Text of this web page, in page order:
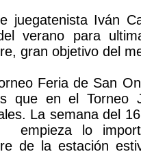
juegatenista Iván
verano para
gran objetivo del
Feria de San
que en el Torneo
La semana del
empieza lo
de la estación